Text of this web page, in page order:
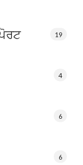
19
4
6
6